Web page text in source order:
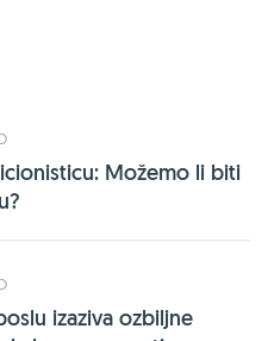
Možemo li biti
izaziva ozbiljne